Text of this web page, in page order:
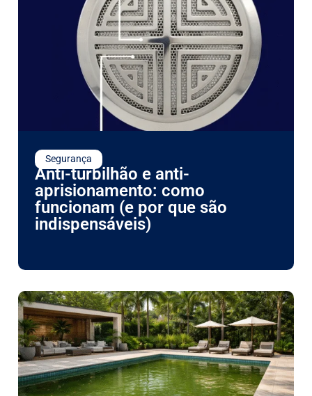
Segurança
Anti-turbilhão e anti-
aprisionamento: como
funcionam (e por que são
indispensáveis)